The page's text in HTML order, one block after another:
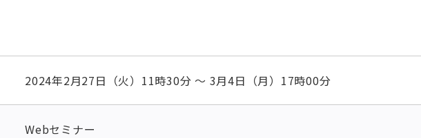
2024年2月27日（火）11時30分 ～ 3月4日（月）17時00分
Webセミナー